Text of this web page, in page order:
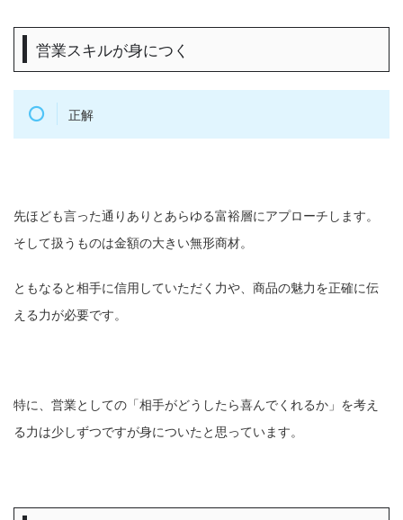
営業スキルが身につく
正解
先ほども言った通りありとあらゆる富裕層にアプローチします。
そして扱うものは金額の大きい無形商材。
ともなると相手に信用していただく力や、商品の魅力を正確に伝
える力が必要です。
特に、営業としての「相手がどうしたら喜んでくれるか」を考え
る力は少しずつですが身についたと思っています。